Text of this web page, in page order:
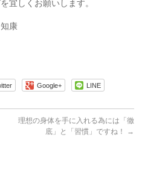
宜しくお願いします。
康
Google+ LINE
理想の身体を手に入れる為には「徹
底」と「習慣」ですね！
→